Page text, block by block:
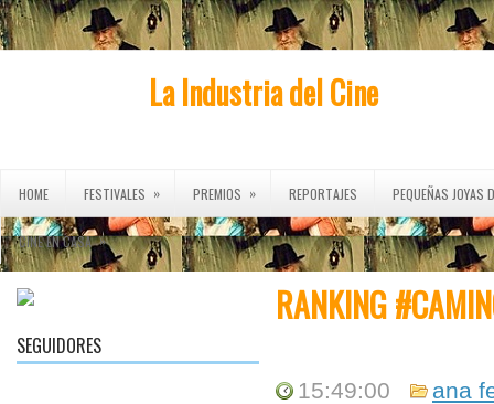
La Industria del Cine
HOME FESTIVALES » PREMIOS » REPORTAJES PEQUEÑAS JOYAS
CINE EN CASA »
SEGUIDORES
RANKING
15:49:00
ana